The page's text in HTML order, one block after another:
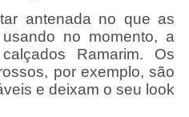
antenada no que as
no momento, a
Ramarim. Os
por exemplo, são
e deixam o seu look